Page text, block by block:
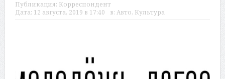
Публикация: Корреспондент
Дата: 12 августа, 2019 в 17:40 в: Авто, Культура